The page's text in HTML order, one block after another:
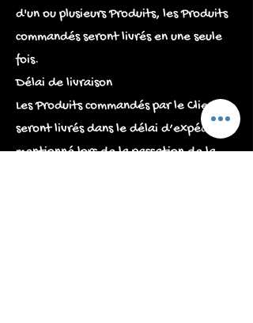
d'un ou plusieurs Produits, les Produits
commandés seront livrés en une seule
fois.
Délai de livraison
Les Produits commandés par le Client
seront livrés dans le délai d’expédition
mentionné lors de la passation de la